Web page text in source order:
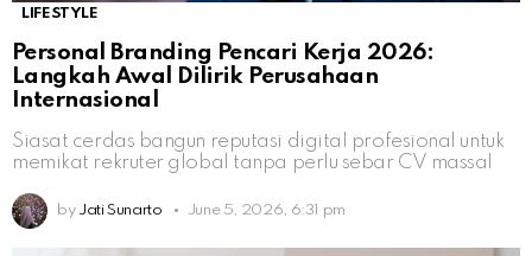
LIFESTYLE
Personal Branding Pencari Kerja 2026:
Langkah Awal Dilirik Perusahaan
Internasional
Siasat cerdas bangun reputasi digital profesional untuk
memikat rekruter global tanpa perlu sebar CV massal
by Jati Sunarto June 5, 2026, 6:31 pm